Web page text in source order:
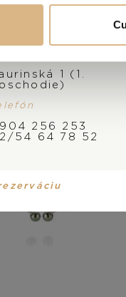
1 (1.
256 253
54 64 78 52